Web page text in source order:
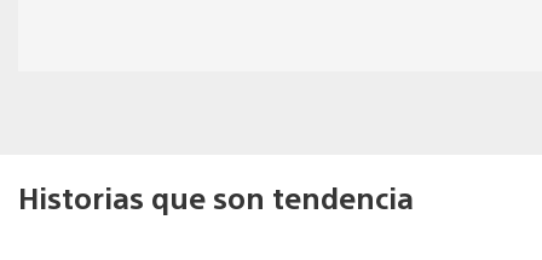
Historias que son tendencia